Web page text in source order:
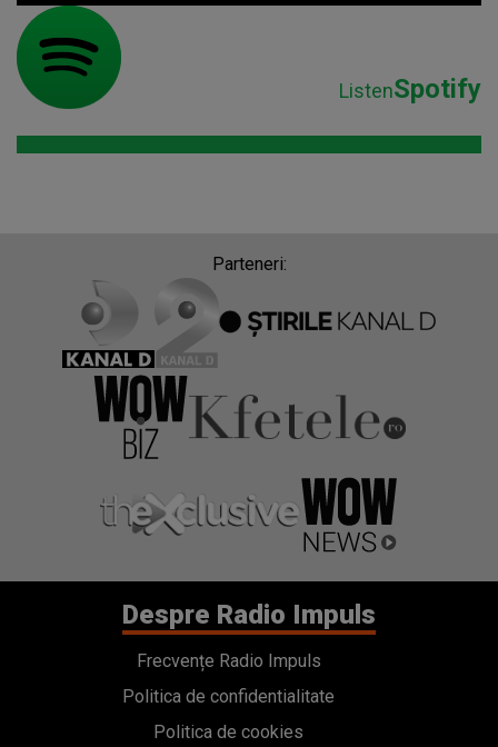
ListenSpotify
Parteneri:
Despre Radio Impuls
Frecvențe Radio Impuls
Politica de confidentialitate
Politica de cookies